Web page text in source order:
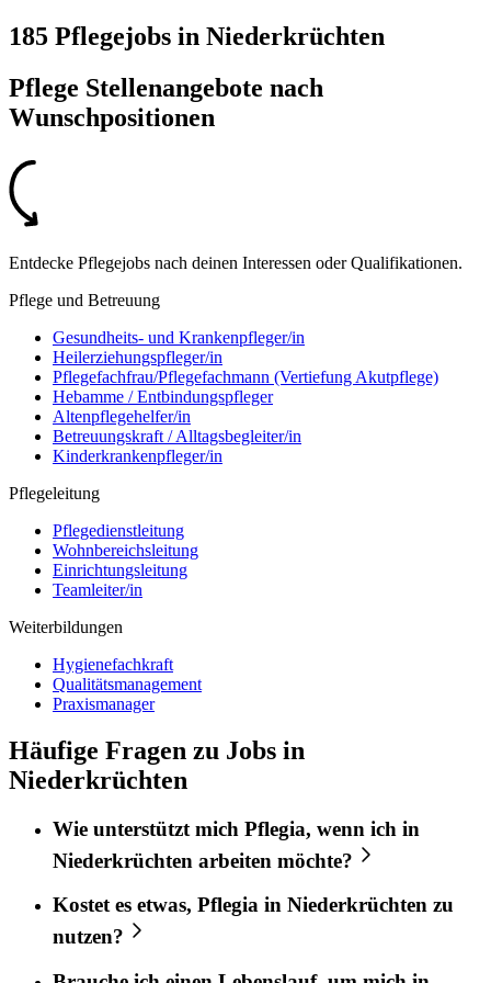
185 Pflegejobs in Niederkrüchten
Pflege Stellenangebote nach
Wunschpositionen
Entdecke Pflegejobs nach deinen Interessen oder Qualifikationen.
Pflege und Betreuung
Gesundheits- und Krankenpfleger/in
Heilerziehungspfleger/in
Pflegefachfrau/Pflegefachmann (Vertiefung Akutpflege)
Hebamme / Entbindungspfleger
Altenpflegehelfer/in
Betreuungskraft / Alltagsbegleiter/in
Kinderkrankenpfleger/in
Pflegeleitung
Pflegedienstleitung
Wohnbereichsleitung
Einrichtungsleitung
Teamleiter/in
Weiterbildungen
Hygienefachkraft
Qualitätsmanagement
Praxismanager
Häufige Fragen zu Jobs in
Niederkrüchten
Wie unterstützt mich Pflegia, wenn ich in
Niederkrüchten arbeiten möchte?
Kostet es etwas, Pflegia in Niederkrüchten zu
nutzen?